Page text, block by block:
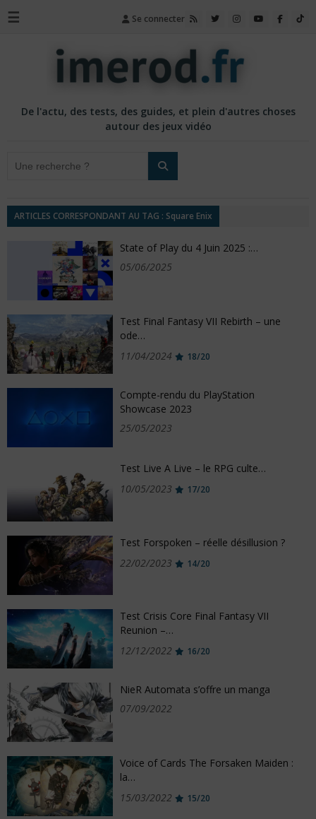
☰ Se connecter
De l'actu, des tests, des guides, et plein d'autres choses
autour des jeux vidéo
ARTICLES CORRESPONDANT AU TAG : Square Enix
State of Play du 4 Juin 2025 :…
05/06/2025
Test Final Fantasy VII Rebirth – une
ode…
11/04/2024
18/20
Compte-rendu du PlayStation
Showcase 2023
25/05/2023
Test Live A Live – le RPG culte…
10/05/2023
17/20
Test Forspoken – réelle désillusion ?
22/02/2023
14/20
Test Crisis Core Final Fantasy VII
Reunion –…
12/12/2022
16/20
NieR Automata s’offre un manga
07/09/2022
Voice of Cards The Forsaken Maiden :
la…
15/03/2022
15/20